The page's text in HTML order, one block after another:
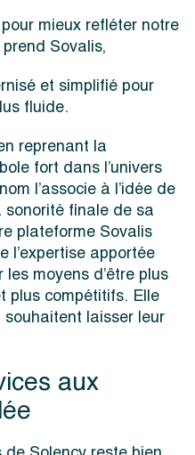
mieux refléter notre
Sovalis,
et simplifié pour
fluide.
reprenant la
fort dans l’univers
l’associe à l’idée de
finale de sa
plateforme Sovalis
l’expertise apportée
moyens d’être plus
plus compétitifs. Elle
laisser leur
aux